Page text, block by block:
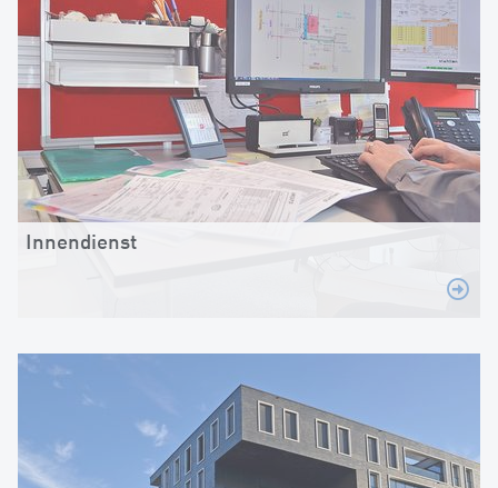
Innendienst